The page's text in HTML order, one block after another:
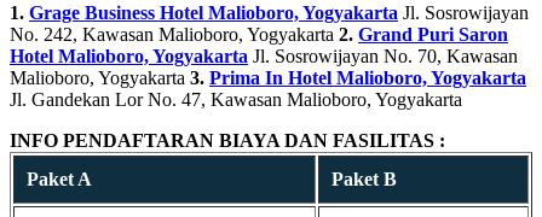
1. Grage Business Hotel Malioboro, Yogyakarta Jl. Sosrowijayan
No. 242, Kawasan Malioboro, Yogyakarta 2. Grand Puri Saron
Hotel Malioboro, Yogyakarta Jl. Sosrowijayan No. 70, Kawasan
Malioboro, Yogyakarta 3. Prima In Hotel Malioboro, Yogyakarta
Jl. Gandekan Lor No. 47, Kawasan Malioboro, Yogyakarta
INFO PENDAFTARAN BIAYA DAN FASILITAS :
Paket A
Paket B